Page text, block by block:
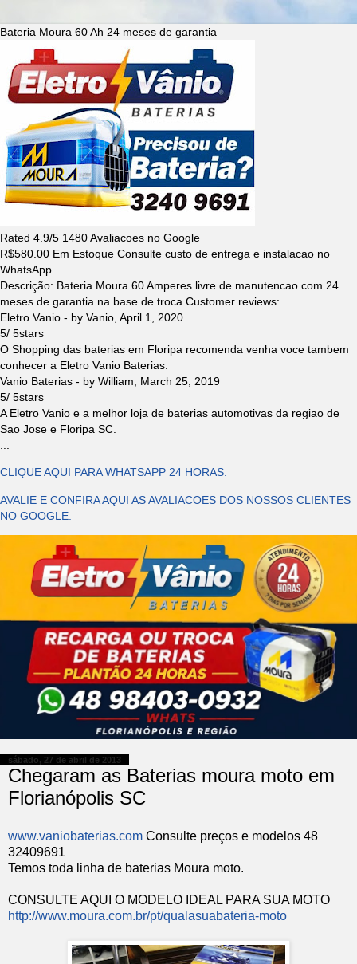
Bateria Moura 60 Ah 24 meses de garantia
Rated 4.9/5 1480Avaliacoes no Google
R$580.00 Em Estoque Consulte custo de entrega e instalacao no
WhatsApp
Descrição: Bateria Moura 60 Amperes livre de manutencao com 24
meses de garantia na base de troca Customer reviews:
Eletro Vanio - by Vanio April 1, 2020
5/ 5stars
O Shopping das baterias em Floripa recomenda venha voce tambem
conhecer a Eletro Vanio Baterias.
Vanio Baterias - by William
March 25, 2019
5/ 5stars
A Eletro Vanio e a melhor loja de baterias automotivas da regiao de
Sao Jose e Floripa SC.
CLIQUE AQUI PARA WHATSAPP 24 HORAS.
AVALIE E CONFIRA AQUI AS AVALIACOES DOS NOSSOS CLIENTES
NO GOOGLE.
sábado, 27 de abril de 2013
Chegaram as Baterias moura moto em
Florianópolis SC
www.vaniobaterias.com Consulte preços e modelos 48
32409691
Temos toda linha de baterias Moura moto.
CONSULTE AQUI O MODELO IDEAL PARA SUA MOTO
http://www.moura.com.br/pt/qualasuabateria-moto